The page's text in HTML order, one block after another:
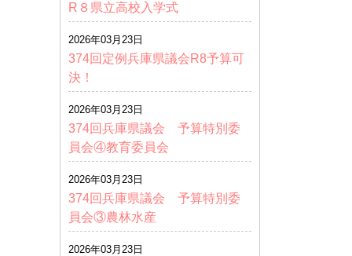
R８県立高校入学式
2026年03月23日
374回定例兵庫県議会R8予算可
決！
2026年03月23日
374回兵庫県議会 予算特別委
員会④教育委員会
2026年03月23日
374回兵庫県議会 予算特別委
員会③農林水産
2026年03月23日